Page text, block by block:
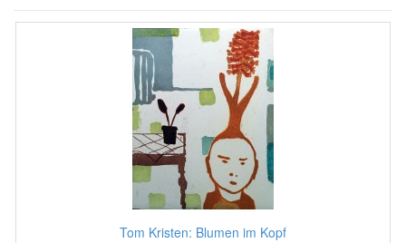
Tom Kristen: Blumen im Kopf